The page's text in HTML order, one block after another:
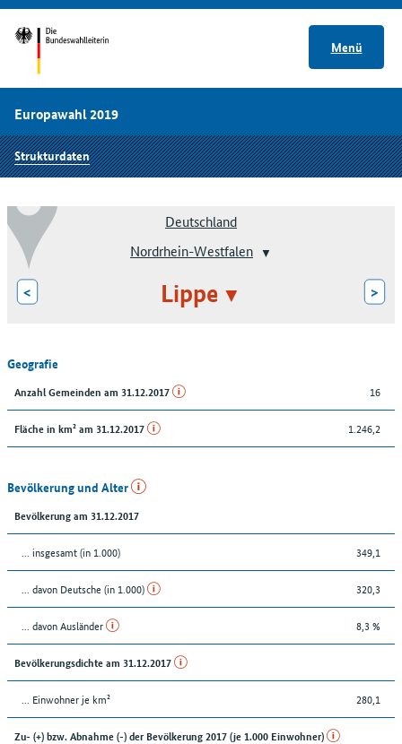
Menü
Europawahl 2019
Strukturdaten
Deutschland
Nordrhein-Westfalen
< Lippe >
Geografie
Anzahl Gemeinden am 31.12.2017 16
Fläche in km² am 31.12.2017 1.246,2
Bevölkerung und Alter
Bevölkerung am 31.12.2017
... insgesamt (in 1.000) 349,1
... davon Deutsche (in 1.000) 320,3
... davon Ausländer 8,3 %
Bevölkerungsdichte am 31.12.2017
... Einwohner je km² 280,1
Zu- (+) bzw. Abnahme (-) der Bevölkerung 2017 (je 1.000 Einwohner)